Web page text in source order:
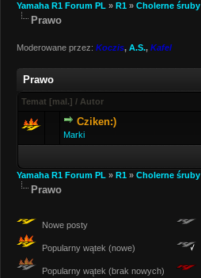
Yamaha R1 Forum PL » R1 » Cholerne śruby
Prawo
Moderowane przez: Koczis, A.S., Kafel
Prawo
Temat [mal.] / Autor
Cziken:)
Marki
Yamaha R1 Forum PL » R1 » Cholerne śruby
Prawo
Nowe posty
Popularny wątek (nowe)
Popularny wątek (brak nowych)